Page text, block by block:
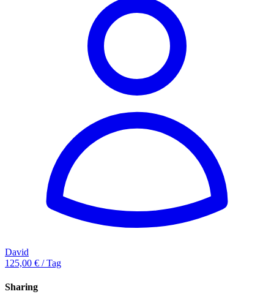
David
125,00 € / Tag
Sharing